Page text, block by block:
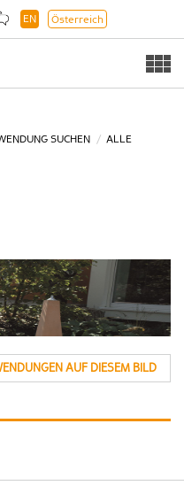
EN Österreich
SUCHEN
ALLE
AUF DIESEM BILD